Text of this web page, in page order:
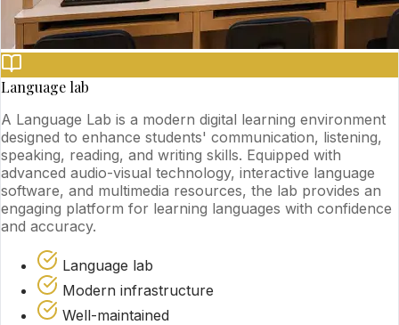
Language lab
A Language Lab is a modern digital learning environment
designed to enhance students' communication, listening,
speaking, reading, and writing skills. Equipped with
advanced audio-visual technology, interactive language
software, and multimedia resources, the lab provides an
engaging platform for learning languages with confidence
and accuracy.
Language lab
Modern infrastructure
Well-maintained